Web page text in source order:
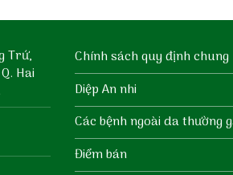
Trứ,
Hai
Chính sách quy định chung
Diệp An nhi
Các bệnh ngoài da thường
Điểm bán